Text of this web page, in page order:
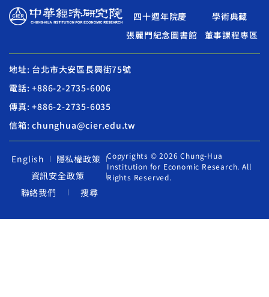
四十週年院慶
學術典藏
張麗門紀念圖書館
董事課程專區
地址: 台北市大安區長興街75號
電話: +886-2-2735-6006
傳真: +886-2-2735-6035
信箱: chunghua@cier.edu.tw
English
隱私權政策
資訊安全政策
聯絡我們
搜尋
Copyrights © 2026 Chung-Hua
Institution for Economic Research. All
Rights Reserved.